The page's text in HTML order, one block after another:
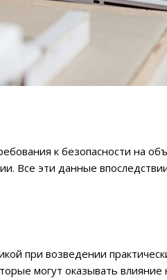
к безопасности на
Все эти данные
при возведении
могут оказывать